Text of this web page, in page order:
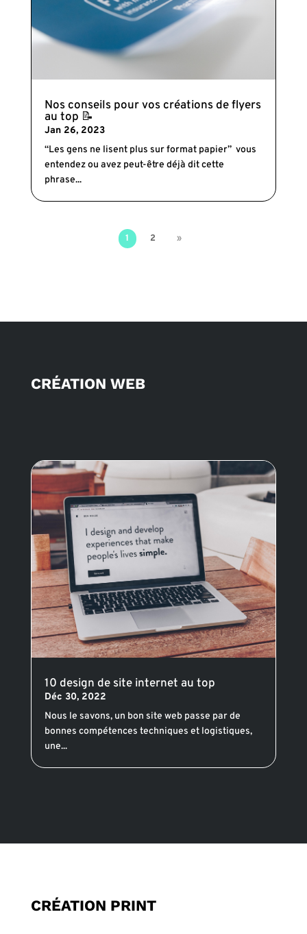
Nos conseils pour vos créations de flyers
au top 📝
Jan 26, 2023
“Les gens ne lisent plus sur format papier” vous
entendez ou avez peut-être déjà dit cette
phrase...
1 2 »
CRÉATION WEB
10 design de site internet au top
Déc 30, 2022
Nous le savons, un bon site web passe par de
bonnes compétences techniques et logistiques,
une...
CRÉATION PRINT